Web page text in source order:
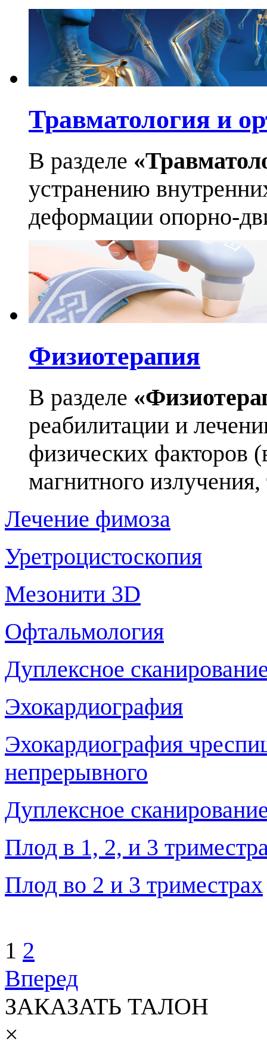
Травматология и
В разделе
устранению
деформации опорно-
Физиотерапия
В разделе
реабилитации и
физических факторов
магнитного
Лечение фимоза
Уретроцистоскопия
Мезонити 3D
Офтальмология
Дуплексное
Эхокардиография
Эхокардиография
непрерывного
Дуплексное
Плод в 1, 2, и 3
Плод во 2 и 3 триместрах
1 2
Вперед
ЗАКАЗАТЬ ТАЛОН
×